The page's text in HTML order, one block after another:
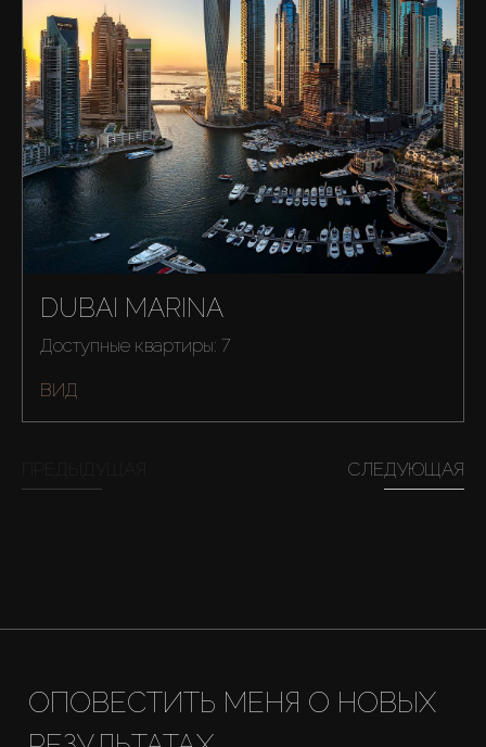
Продажа
Новостройки
DUBAI MARINA
Доступные квартиры: 7
ВИД
СЛЕДУЮЩАЯ
ОПОВЕСТИТЬ МЕНЯ О НОВЫХ